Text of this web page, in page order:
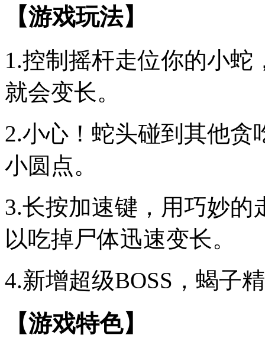
【游戏玩法】
1.控制摇杆走位你的小
就会变长。
2.小心！蛇头碰到其他
小圆点。
3.长按加速键，用巧妙
以吃掉尸体迅速变长。
4.新增超级BOSS，蝎子
【游戏特色】